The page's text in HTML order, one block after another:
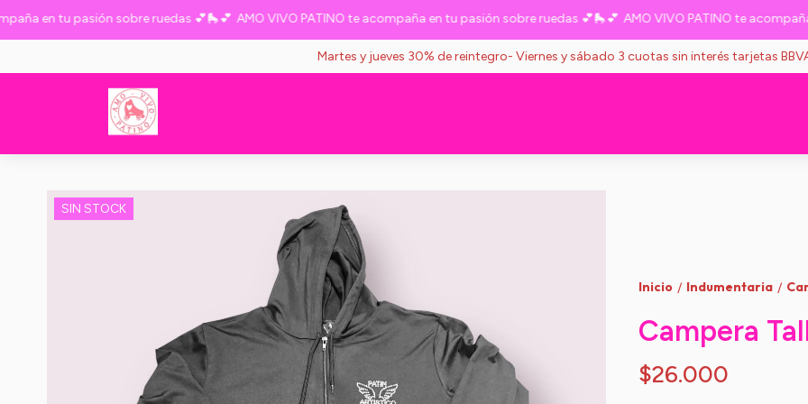
en tu pasión sobre ruedas 💕🛼💕 AMO VIVO PATINO te acompaña en tu pasión sobre ruedas 💕🛼💕 AMO VIVO PATINO te acompaña
Martes y jueves 30% de reintegro- Viernes y sábado 3 cuotas sin interés tarjetas
SIN STOCK
Inicio / Indumentaria /
Campera
$26.000